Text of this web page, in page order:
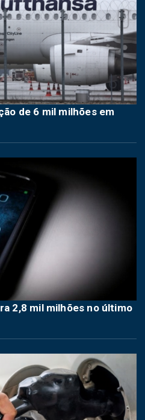
de 6 mil milhões em
2,8 mil milhões no último